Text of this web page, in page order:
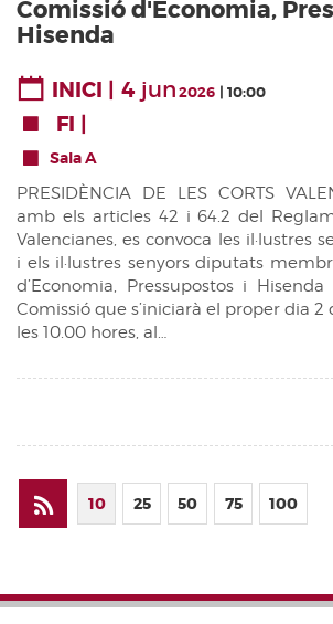
Comissió d'Economia,
Hisenda
INICI 4 jun2026 10:00
FI
Sala A
PRESIDÈNCIA DE LES CORTS
amb els articles 42 i 64.2 del
Valencianes, es convoca les il·lustres
i els il·lustres senyors diputats
d’Economia, Pressupostos i
Comissió que s’iniciarà el proper dia 2
les 10.00 hores, al…
10 25 50 75 100